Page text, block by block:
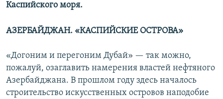
Каспийского моря.
АЗЕРБАЙДЖАН. «КАСПИЙСКИЕ ОСТРОВА»
«Догоним и перегоним Дубай» — так можно,
пожалуй, озаглавить намерения властей нефтяного
Азербайджана. В прошлом году здесь началось
строительство искусственных островов наподобие